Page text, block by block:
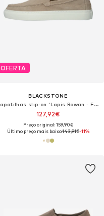
OFERTA
BLACKSTONE
Sapatilhas slip-on 'Lapis Rowan - FG628'
127,92€
Preço original: 159,90€
Último preço mais baixo:143,91€-11%